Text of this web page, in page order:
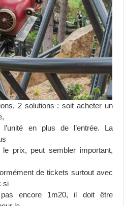
2 solutions : soit acheter un
en plus de l’entrée. La
prix, peut sembler important,
de tickets surtout avec
si
encore 1m20, il doit être